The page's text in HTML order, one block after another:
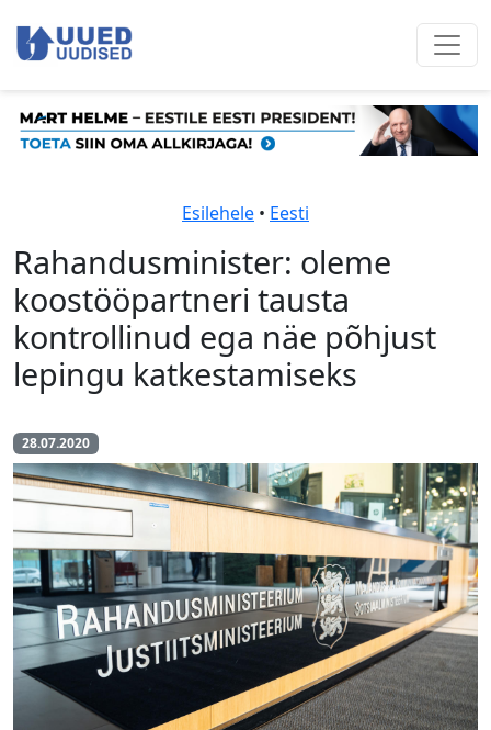
Esilehele • Eesti
Rahandusminister: oleme
koostööpartneri tausta
kontrollinud ega näe põhjust
lepingu katkestamiseks
28.07.2020